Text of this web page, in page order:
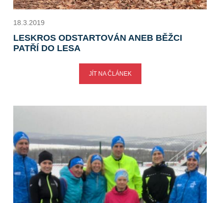
18.3.2019
LESKROS ODSTARTOVÁN ANEB BĚŽCI
PATŘÍ DO LESA
JÍT NA ČLÁNEK